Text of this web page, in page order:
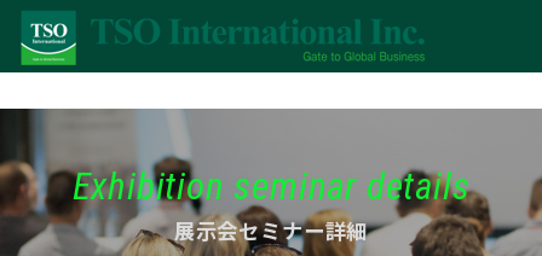
Exhibition seminar details
展示会セミナー詳細